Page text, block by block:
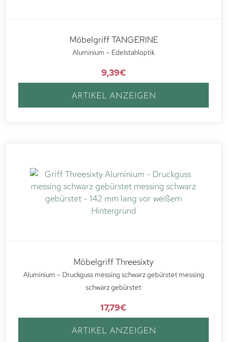
Möbelgriff TANGERINE
Aluminium – Edelstahloptik
9,39€
ARTIKEL ANZEIGEN
Möbelgriff Threesixty
Aluminium – Druckguss messing schwarz gebürstet messing
schwarz gebürstet
17,79€
ARTIKEL ANZEIGEN